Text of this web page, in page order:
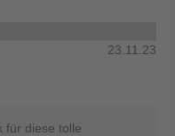
23.11.23
für diese tolle